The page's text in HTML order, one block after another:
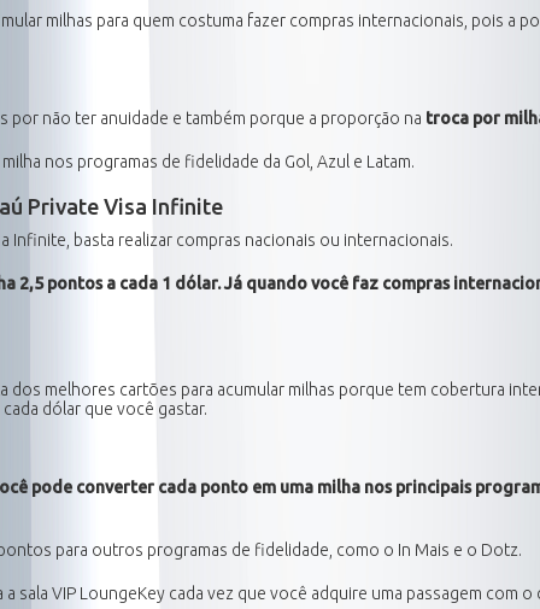
milhas para quem costuma fazer compras internacionais, pois a
por não ter anuidade e também porque a proporção na troca por
nos programas de fidelidade da Gol, Azul e Latam.
Private Visa Infinite
Infinite, basta realizar compras nacionais ou internacionais.
2,5 pontos a cada 1 dólar. Já quando você faz compras
dos melhores cartões para acumular milhas porque tem cobertura
dólar que você gastar.
pode converter cada ponto em uma milha nos principais
para outros programas de fidelidade, como o In Mais e o Dotz.
sala VIP LoungeKey cada vez que você adquire uma passagem com o